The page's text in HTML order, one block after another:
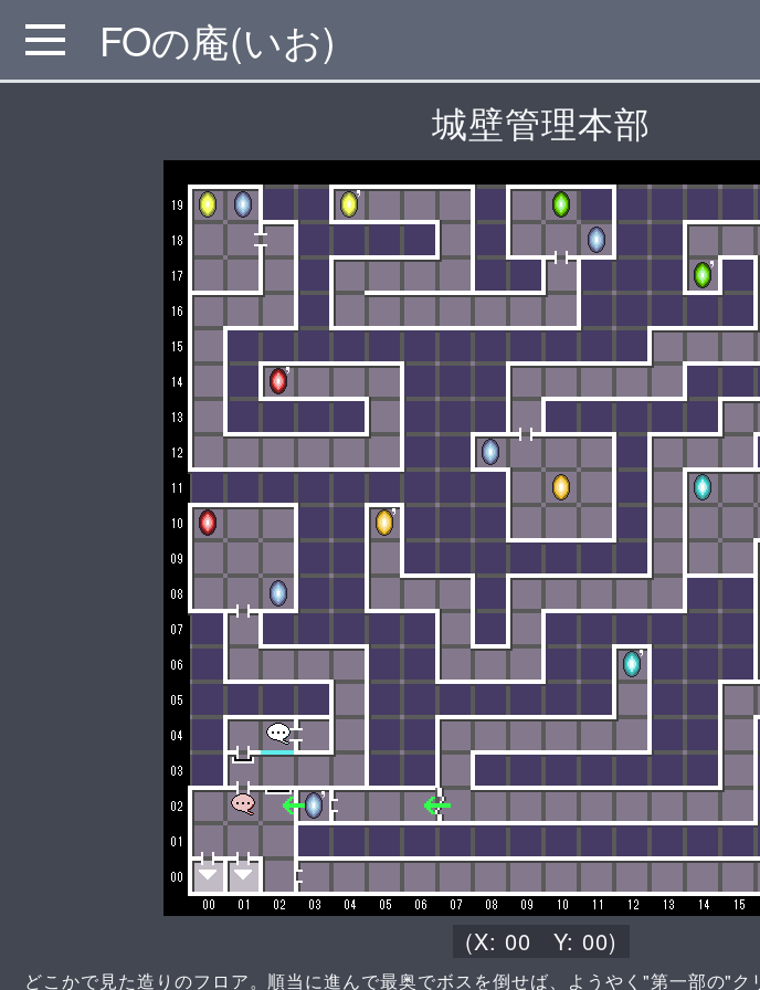
MENU FOの庵(いお)
城壁管理本部
(X: 00 Y: 00)
どこかで見た造りのフロア。順当に進んで最奥でボスを倒せば、ようやく"第一部の"